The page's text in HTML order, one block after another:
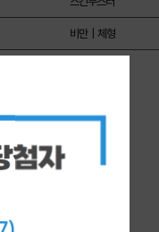
비만｜체형